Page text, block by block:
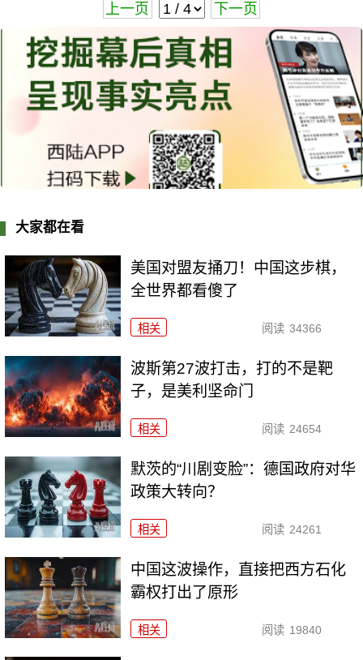
上一页 下一页
大家都在看
美国对盟友捅刀！中国这步棋，
全世界都看傻了
相关 阅读 34366
波斯第27波打击，打的不是靶
子，是美利坚命门
相关 阅读 24654
默茨的“川剧变脸”：德国政府对华
政策大转向？
相关 阅读 24261
中国这波操作，直接把西方石化
霸权打出了原形
相关 阅读 19840